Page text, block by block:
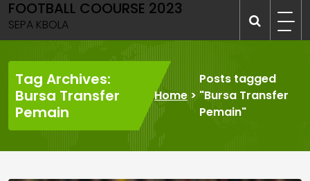
Skip
to
content
FOOTBALL COOURSE 2023
SEPA KBOLA
Tag Archives:
Bursa Transfer
Pemain
Home>
Posts tagged
"Bursa Transfer
Pemain"